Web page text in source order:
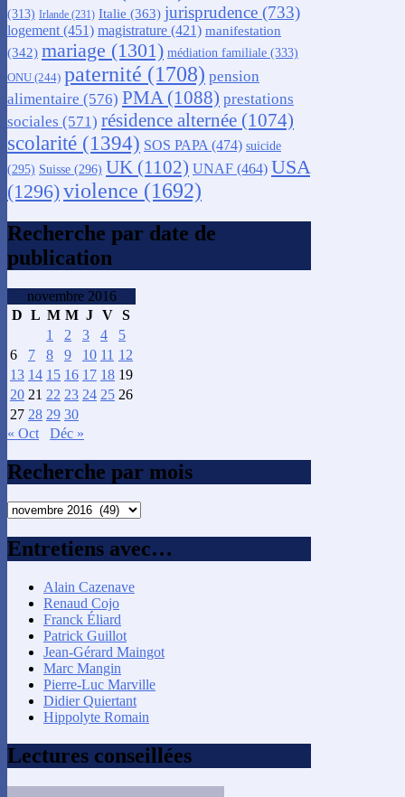
(313) Irlande (231) Italie (363) jurisprudence (733)
logement (451) magistrature (421) manifestation
(342) mariage (1301) médiation familiale (333)
ONU (244) paternité (1708) pension
alimentaire (576) PMA(1088) prestations
sociales (571) résidence alternée (1074)
scolarité (1394) SOS PAPA(474) suicide
(295) Suisse (296) UK (1102) UNAF (464) USA
(1296)violence (1692)
Recherche par date de
publication
novembre 2016
D L M M J V S
1
2 3 4
5
6
7 8 9 10 11 12
13 14 15 16 17 18 19
20 21 22 23 24 25 26
27 28 29 30
« Oct
Déc »
Recherche par mois
Recherche
mois
Entretiens avec…
Alain Cazenave
Renaud Cojo
Franck Éliard
Patrick Guillot
Jean-Gérard Maingot
Marc Mangin
Pierre-Luc Marville
Didier Quiertant
Hippolyte Romain
Lectures conseillées